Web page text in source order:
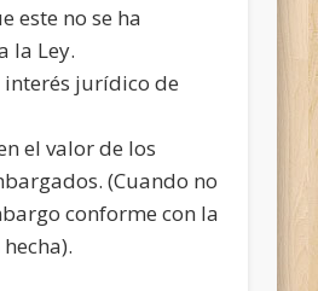
este no se ha
la Ley.
interés jurídico de
el valor de los
(Cuando no
conforme con la